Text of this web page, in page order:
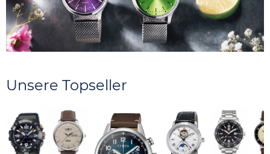
Unsere Topseller